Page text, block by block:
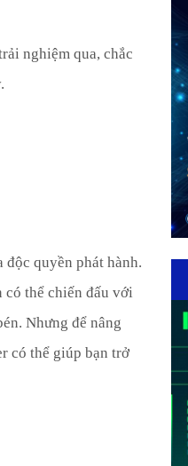
nghiệm qua, chắc
độc quyền phát hành.
có thể chiến đấu với
Nhưng để nâng
có thể giúp bạn trở